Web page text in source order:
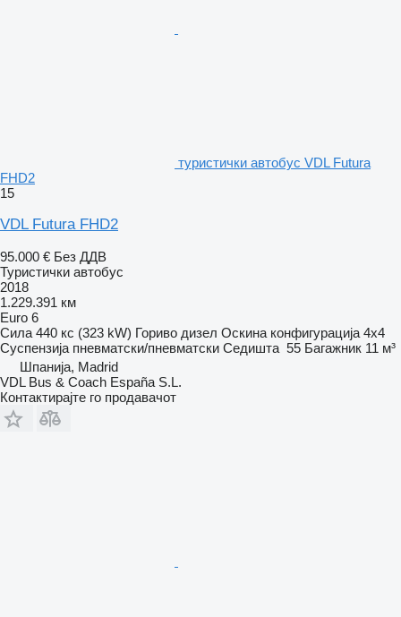
туристички автобус VDL Futura
FHD2
15
VDL Futura FHD2
95.000 € Без ДДВ
Туристички автобус
2018
1.229.391 км
Euro 6
Сила 440 кс (323 kW) Гориво дизел Оскина конфигурација 4x4
Суспензија пневматски/пневматски Седишта 55 Багажник 11 м³
Шпанија, Madrid
VDL Bus & Coach España S.L.
Контактирајте го продавачот